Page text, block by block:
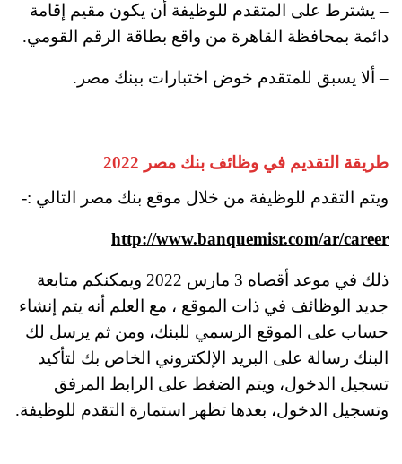
– يشترط على المتقدم للوظيفة أن يكون مقيم إقامة
دائمة بمحافظة القاهرة من واقع بطاقة الرقم القومي.
– ألا يسبق للمتقدم خوض اختبارات ببنك مصر.
طريقة التقديم في وظائف بنك مصر 2022
ويتم التقدم للوظيفة من خلال موقع بنك مصر التالي :-
http://www.banquemisr.com/ar/career
ذلك في موعد أقصاه 3 مارس 2022 ويمكنكم متابعة
جديد الوظائف في ذات الموقع ، مع العلم أنه يتم إنشاء
حساب على الموقع الرسمي للبنك، ومن ثم يرسل لك
البنك رسالة على البريد الإلكتروني الخاص بك لتأكيد
تسجيل الدخول، ويتم الضغط على الرابط المرفق
وتسجيل الدخول، بعدها تظهر استمارة التقدم للوظيفة.